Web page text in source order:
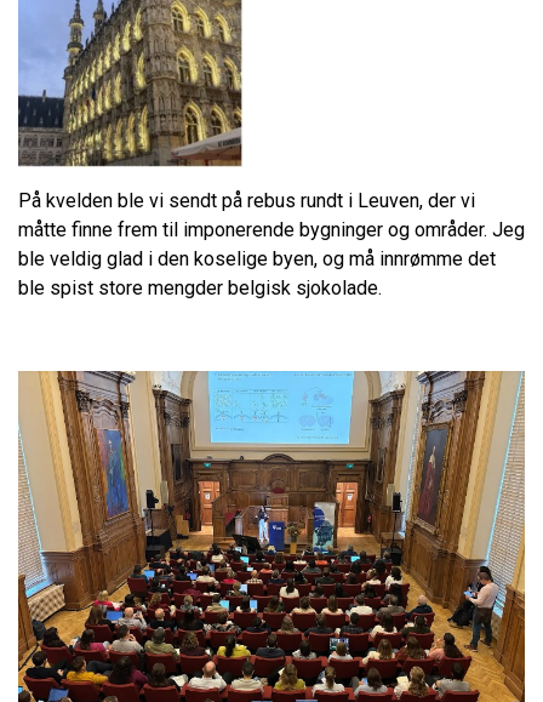
På kvelden ble vi sendt på rebus rundt i Leuven, der vi
måtte finne frem til imponerende bygninger og områder. Jeg
ble veldig glad i den koselige byen, og må innrømme det
ble spist store mengder belgisk sjokolade.